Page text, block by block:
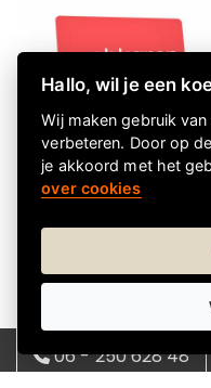
meer varianten
Wehkamp Giftcard
Giftcard | Digitaal
06 - 250 628 48
Hallo, wil je een
Wij maken gebruik
verbeteren. Door op
je akkoord met het
over cookies